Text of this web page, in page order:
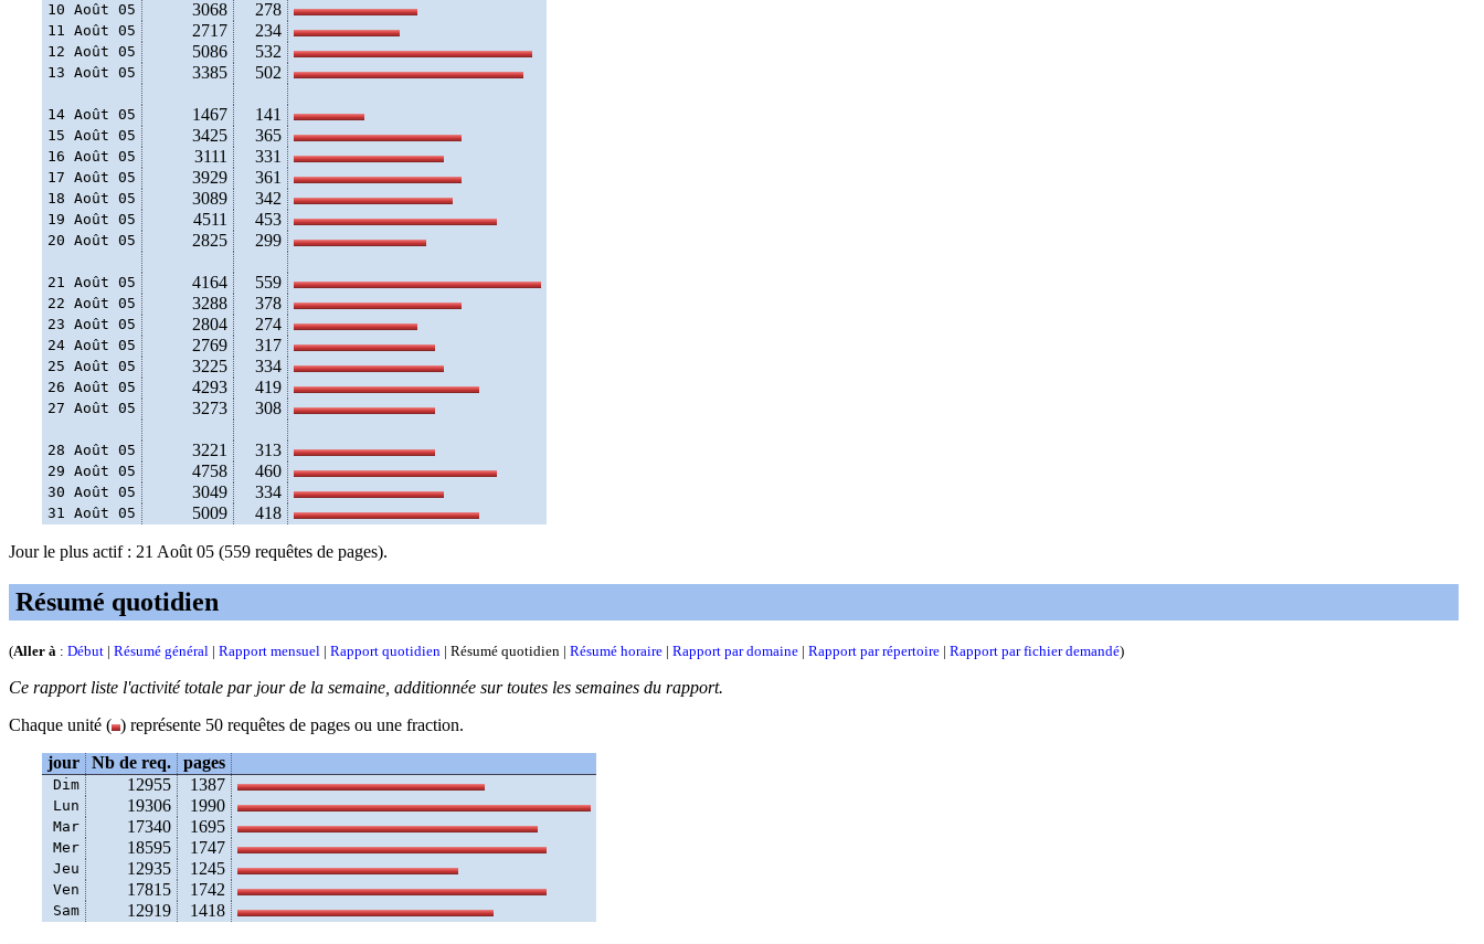
10 Août 05 3068 278
11 Août 05 2717 234
12 Août 05 5086 532
13 Août 05 3385 502
14 Août 05 1467 141
15 Août 05 3425 365
16 Août 05 3111 331
17 Août 05 3929 361
18 Août 05 3089 342
19 Août 05 4511 453
20 Août 05 2825 299
21 Août 05 4164 559
22 Août 05 3288 378
23 Août 05 2804 274
24 Août 05 2769 317
25 Août 05 3225 334
26 Août 05 4293 419
27 Août 05 3273 308
28 Août 05 3221 313
29 Août 05 4758 460
30 Août 05 3049 334
31 Août 05 5009 418
Jour le plus actif : 21 Août 05 (559 requêtes de pages).
Résumé quotidien
(Aller à : Début | Résumé général | Rapport mensuel | Rapport quotidien | Résumé quotidien | Résumé horaire | Rapport par domaine | Rapport par répertoire | Rapport par fichier demandé)
Ce rapport liste l'activité totale par jour de la semaine, additionnée sur toutes les semaines du rapport.
Chaque unité ( ) représente 50 requêtes de pages ou une fraction.
jour
Nb de req. pages
Dim 12955 1387
Lun 19306 1990
Mar 17340 1695
Mer 18595 1747
Jeu 12935 1245
Ven 17815 1742
Sam 12919 1418